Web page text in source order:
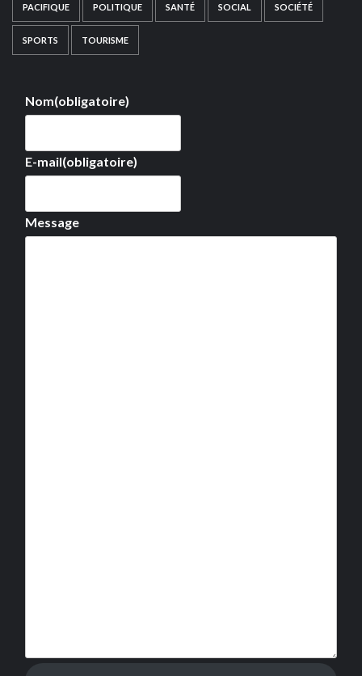
PACIFIQUE POLITIQUE SANTÉ SOCIAL SOCIÉTÉ
SPORTS TOURISME
Nom(obligatoire)
E-mail(obligatoire)
Message